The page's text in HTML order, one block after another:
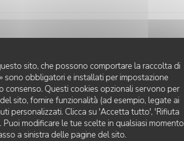
sito, che possono comportare la raccolta di
sono obbligatori e installati per impostazione
Questi cookies opzionali servono per
sito, fornire funzionalità (ad esempio, legate ai
personalizzati. Clicca su 'Accetta tutto', 'Rifiuta
modificare le tue scelte in qualsiasi momento
a sinistra delle pagine del sito.